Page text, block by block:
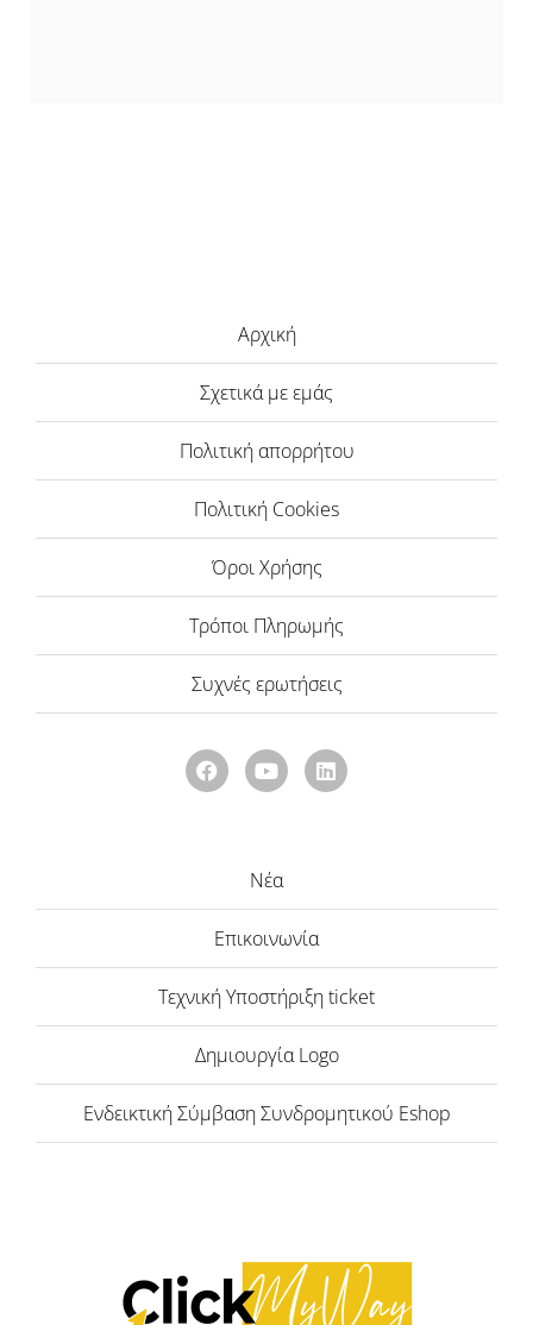
Αρχική
Σχετικά με εμάς
Πολιτική απορρήτου
Πολιτική Cookies
Όροι Χρήσης
Τρόποι Πληρωμής
Συχνές ερωτήσεις
Νέα
Επικοινωνία
Τεχνική Υποστήριξη ticket
Δημιουργία Logo
Ενδεικτική Σύμβαση Συνδρομητικού Eshop